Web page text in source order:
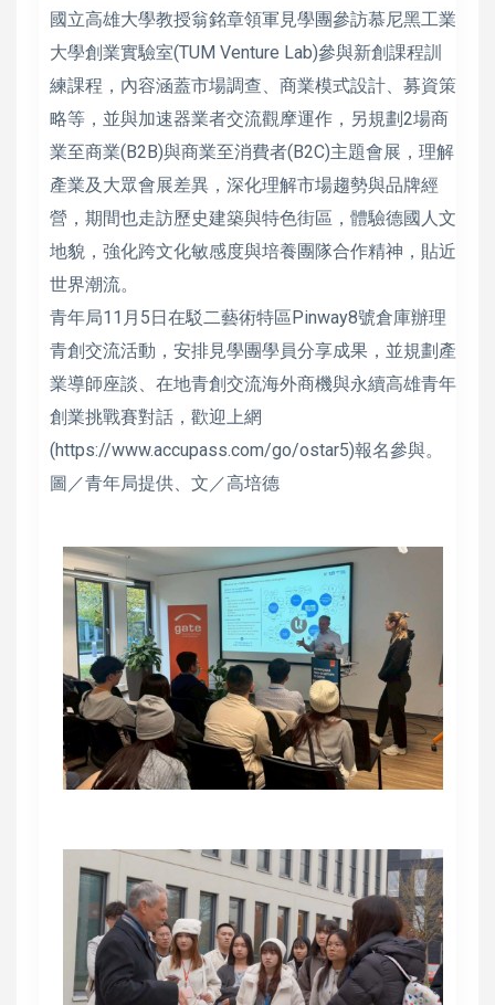
國立高雄大學教授翁銘章領軍見學團參訪慕尼黑工業
大學創業實驗室(TUM Venture Lab)參與新創課程訓
練課程，內容涵蓋市場調查、商業模式設計、募資策
略等，並與加速器業者交流觀摩運作，另規劃2場商
業至商業(B2B)與商業至消費者(B2C)主題會展，理解
產業及大眾會展差異，深化理解市場趨勢與品牌經
營，期間也走訪歷史建築與特色街區，體驗德國人文
地貌，強化跨文化敏感度與培養團隊合作精神，貼近
世界潮流。
青年局11月5日在駁二藝術特區Pinway8號倉庫辦理
青創交流活動，安排見學團學員分享成果，並規劃產
業導師座談、在地青創交流海外商機與永續高雄青年
創業挑戰賽對話，歡迎上網
(https://www.accupass.com/go/ostar5)報名參與。
圖／青年局提供、文／高培德